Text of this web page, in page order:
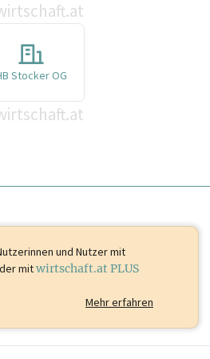
Stocker OG
und Nutzer mit
mitwirtschaft.at PLUS
Mehr erfahren